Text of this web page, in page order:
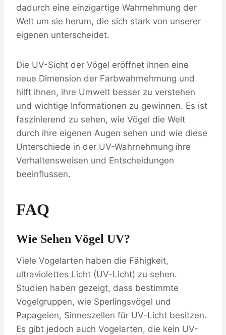
dadurch eine einzigartige Wahrnehmung der
Welt um sie herum, die sich stark von unserer
eigenen unterscheidet.
Die UV-Sicht der Vögel eröffnet ihnen eine
neue Dimension der Farbwahrnehmung und
hilft ihnen, ihre Umwelt besser zu verstehen
und wichtige Informationen zu gewinnen. Es ist
faszinierend zu sehen, wie Vögel die Welt
durch ihre eigenen Augen sehen und wie diese
Unterschiede in der UV-Wahrnehmung ihre
Verhaltensweisen und Entscheidungen
beeinflussen.
FAQ
Wie Sehen Vögel UV?
Viele Vogelarten haben die Fähigkeit,
ultraviolettes Licht (UV-Licht) zu sehen.
Studien haben gezeigt, dass bestimmte
Vogelgruppen, wie Sperlingsvögel und
Papageien, Sinneszellen für UV-Licht besitzen.
Es gibt jedoch auch Vogelarten, die kein UV-